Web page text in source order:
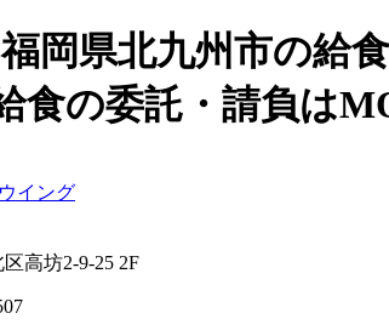
岡県北九州市の給
食の委託・請負は
高坊2-9-25 2F